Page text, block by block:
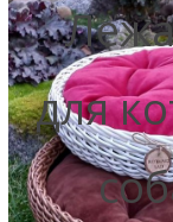
для